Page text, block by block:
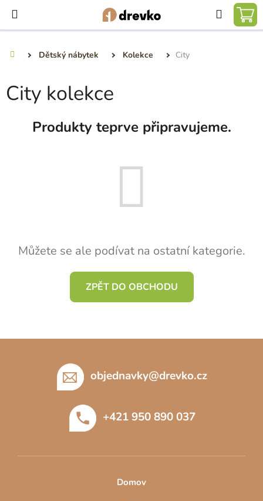
obsah
Hledat
Dětský nábytek Kolekce City
City kolekce
Produkty teprve připravujeme.
Můžete se ale podívat na ostatní kategorie.
ZPĚT DO OBCHODU
objednavky@drevko.cz
+421 950 890 037
Domov